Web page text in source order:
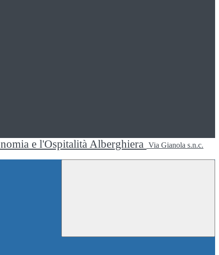
e l'Ospitalità Alberghiera Via Gianola s.n.c.